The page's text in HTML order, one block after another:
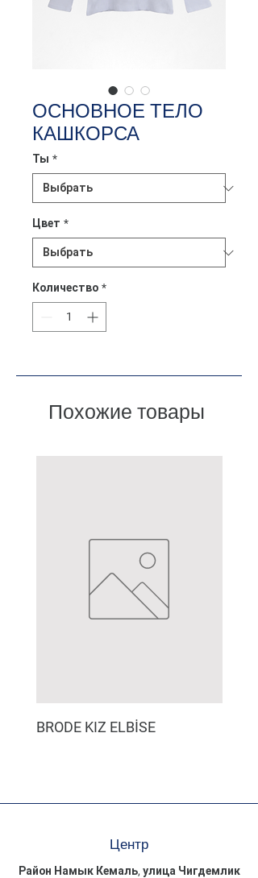
ОСНОВНОЕ ТЕЛО
КАШКОРСА
Ты *
Цвет *
Количество *
Похожие товары
BRODE KIZ ELBİSE
Центр
Район Намык Кемаль, улица Чигдемлик